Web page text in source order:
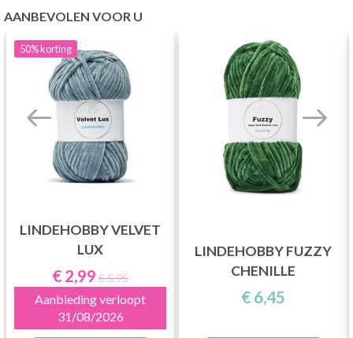
AANBEVOLEN VOOR U
50%korting
LINDEHOBBY VELVET
LUX
€ 2,99 € 5,95
Aanbieding verloopt
31/08/2026
LINDEHOBBY FUZZY
CHENILLE
€ 6,45